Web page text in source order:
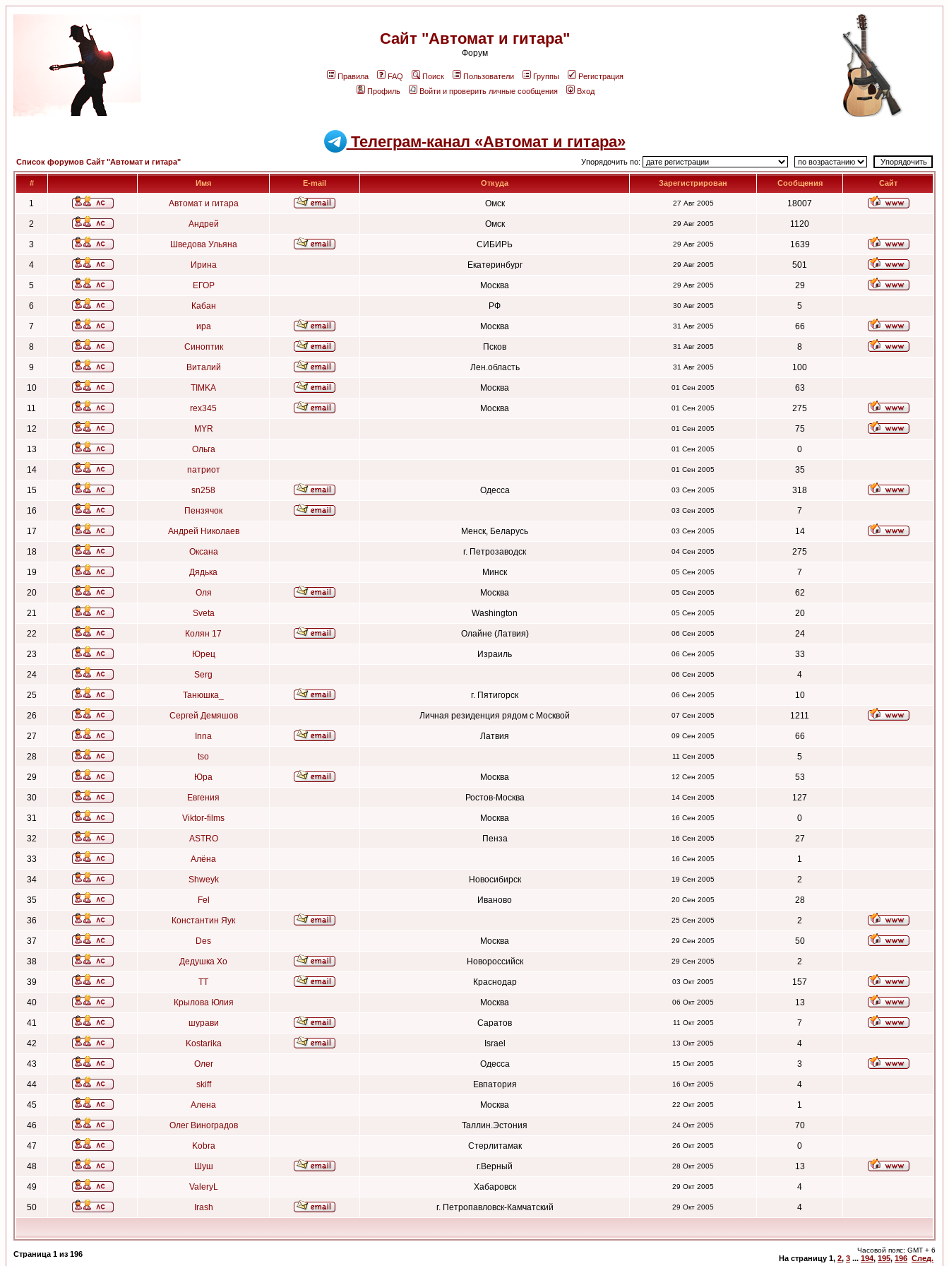
Сайт "Автомат и гитара"
Форум
Правила FAQ Поиск Пользователи Группы
Регистрация
Профиль
Войти и проверить личные сообщения Вход
Телеграм-канал «Автомат и гитара»
Список форумов Сайт "Автомат и гитара" Упорядочить по:
# Имя E-mail Откуда Зарегистрирован Сообщения Сайт
1 Автомат и гитара Омск 27 Авг 2005 18007
2 Андрей Омск 29 Авг 2005 1120
3 Шведова Ульяна СИБИРЬ 29 Авг 2005 1639
4 Ирина Екатеринбург 29 Авг 2005 501
5 ЕГОР Москва 29 Авг 2005 29
6 Кабан РФ 30 Авг 2005 5
7 ира Москва 31 Авг 2005 66
8 Синоптик Псков 31 Авг 2005 8
9 Виталий Лен.область 31 Авг 2005 100
10 TIMKA Москва 01 Сен 2005 63
11 rex345 Москва 01 Сен 2005 275
12 MYR 01 Сен 2005 75
13 Ольга 01 Сен 2005 0
14 патриот 01 Сен 2005 35
15 sn258 Одесса 03 Сен 2005 318
16 Пензячок 03 Сен 2005 7
17 Андрей Николаев Менск, Беларусь 03 Сен 2005 14
18 Оксана г. Петрозаводск 04 Сен 2005 275
19 Дядька Минск 05 Сен 2005 7
20 Оля Москва 05 Сен 2005 62
21 Sveta Washington 05 Сен 2005 20
22 Колян 17 Олайне (Латвия) 06 Сен 2005 24
23 Юрец Израиль 06 Сен 2005 33
24 Serg 06 Сен 2005 4
25 Танюшка_ г. Пятигорск 06 Сен 2005 10
26 Сергей Демяшов Личная резиденция рядом с Москвой 07 Сен 2005 1211
27 Inna Латвия 09 Сен 2005 66
28 tso 11 Сен 2005 5
29 Юра Москва 12 Сен 2005 53
30 Евгения Ростов-Москва 14 Сен 2005 127
31 Viktor-films Москва 16 Сен 2005 0
32 ASTRO Пенза 16 Сен 2005 27
33 Алёна 16 Сен 2005 1
34 Shweyk Новосибирск 19 Сен 2005 2
35 Fel Иваново 20 Сен 2005 28
36 Константин Яук 25 Сен 2005 2
37 Des Москва 29 Сен 2005 50
38 Дедушка Хо Новороссийск 29 Сен 2005 2
39 ТТ Краснодар 03 Окт 2005 157
40 Крылова Юлия Москва 06 Окт 2005 13
41 шурави Саратов 11 Окт 2005 7
42 Kostarika Israel 13 Окт 2005 4
43 Олег Одесса 15 Окт 2005 3
44 skiff Евпатория 16 Окт 2005 4
45 Алена Москва 22 Окт 2005 1
46 Олег Виноградов Таллин.Эстония 24 Окт 2005 70
47 Kobra Стерлитамак 26 Окт 2005 0
48 Шуш г.Верный 28 Окт 2005 13
49 ValeryL Хабаровск 29 Окт 2005 4
50 Irash г. Петропавловск-Камчатский 29 Окт 2005 4
Страница 1 из 196 Часовой пояс: GMT + 6
На страницу 1, 2, 3 ... 194, 195, 196 След.